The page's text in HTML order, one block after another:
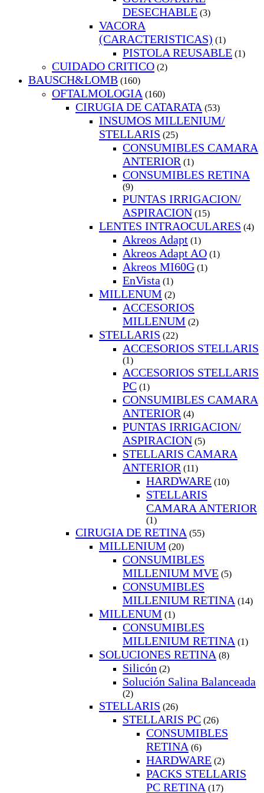
DESECHABLE (3)
VACORA
(CARACTERISTICAS) (1)
PISTOLA REUSABLE (1)
CUIDADO CRITICO (2)
BAUSCH&LOMB (160)
OFTALMOLOGIA (160)
CIRUGIA DE CATARATA (53)
INSUMOS MILLENIUM/
STELLARIS (25)
CONSUMIBLES CAMARA
ANTERIOR (1)
CONSUMIBLES RETINA
(9)
PUNTAS IRRIGACION/
ASPIRACION (15)
LENTES INTRAOCULARES (4)
Akreos Adapt (1)
Akreos Adapt AO (1)
Akreos MI60G (1)
EnVista (1)
MILLENUM (2)
ACCESORIOS
MILLENUM (2)
STELLARIS (22)
ACCESORIOS STELLARIS
(1)
ACCESORIOS STELLARIS
PC (1)
CONSUMIBLES CAMARA
ANTERIOR (4)
PUNTAS IRRIGACION/
ASPIRACION (5)
STELLARIS CAMARA
ANTERIOR (11)
HARDWARE (10)
STELLARIS
CAMARA ANTERIOR
(1)
CIRUGIA DE RETINA (55)
MILLENIUM (20)
CONSUMIBLES
MILLENIUM MVE (5)
CONSUMIBLES
MILLENIUM RETINA (14)
MILLENUM (1)
CONSUMIBLES
MILLENIUM RETINA (1)
SOLUCIONES RETINA (8)
Silicón (2)
Solución Salina Balanceada
(2)
STELLARIS (26)
STELLARIS PC (26)
CONSUMIBLES
RETINA (6)
HARDWARE (2)
PACKS STELLARIS
PC RETINA (17)